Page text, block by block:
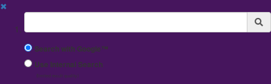
✖
Suchbegriff
Search with Google™
Use Internal Search
(limited result quality)